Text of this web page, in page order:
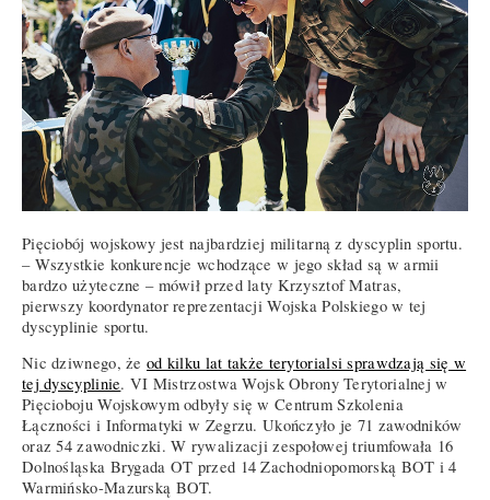
Pięciobój wojskowy jest najbardziej militarną z dyscyplin sportu.
– Wszystkie konkurencje wchodzące w jego skład są w armii
bardzo użyteczne – mówił przed laty Krzysztof Matras,
pierwszy koordynator reprezentacji Wojska Polskiego w tej
dyscyplinie sportu.
Nic dziwnego, że od kilku lat także terytorialsi sprawdzają się w
tej dyscyplinie. VI Mistrzostwa Wojsk Obrony Terytorialnej w
Pięcioboju Wojskowym odbyły się w Centrum Szkolenia
Łączności i Informatyki w Zegrzu. Ukończyło je 71 zawodników
oraz 54 zawodniczki. W rywalizacji zespołowej triumfowała 16
Dolnośląska Brygada OT przed 14 Zachodniopomorską BOT i 4
Warmińsko-Mazurską BOT.